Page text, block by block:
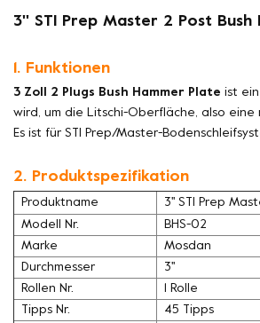
3'' STI Prep Master 2 Post
1. Funktionen
3 Zoll 2 Plugs Bush Hammer Plate ist
wird, um die Litschi-Oberfläche, also
Es ist für STI Prep/Master-
2. Produktspezifikation
Produktname
3'' STI Prep
Modell Nr.
BHS-02
Marke
Mosdan
Durchmesser
3''
Rollen Nr.
1 Rolle
Tipps Nr.
45 Tipps